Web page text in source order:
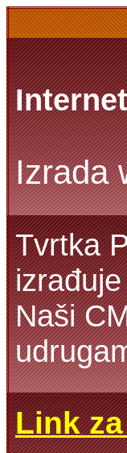
Izrada
Tvrtka
Naši
Link